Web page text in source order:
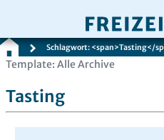
Zum
springen
Schlagwort: <span>Tasting</
Template: Alle Archive
Tasting